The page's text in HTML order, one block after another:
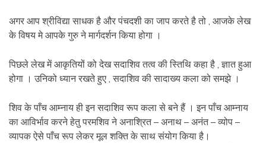
अगर आप श्रीविद्या साधक है और पंचदशी का जाप करते है तो , आजके लेख
के विषय मे आपके गुरु ने मार्गदर्शन किया होगा ।
पिछले लेख में आकृतियों को देख सदाशिव तत्व की स्तिथि कहा है , ज्ञात हुआ
होगा । उनिको ध्यान रखते हुए , सदाशिव की सादाख्य कला को समझे ।
शिव के पाँच आम्नाय ही इन सदाशिव रूप कला से बने हैं । इन पाँच आम्नाय
का आविर्भाव करने हेतु परमशिव ने अनाश्रित – अनाथ – अनंत – व्योप –
व्यापक ऐसे पाँच रूप लेकर मूल शक्ति के साथ संयोग किया है।